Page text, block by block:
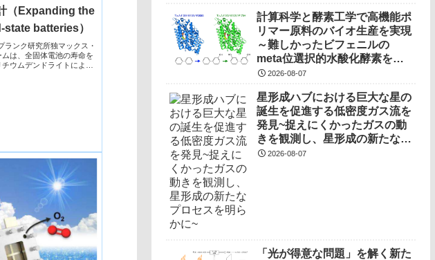
（Expanding the
batteries）
ランク研究所独マックス・
は、全固体電池の寿命を
ウムデンドライトによる
計算科学と酵素工学で高機能ポ
リマー原料のバイオ生産を実現
～難しかったビフェニルの
meta位選択的水酸化酵素を開
発～2026-08-07
星形成ハブにおける巨大な星の
誕生を促進する低密度ガス流を
発見~捉えにくかったガスの動
きを観測し、星形成の新たなプ
ロセスを明らかに~
2026-08-07
「光が得意な問題」を解く新た